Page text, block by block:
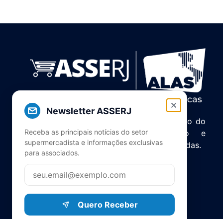
Newsletter ASSERJ
Receba as principais notícias do setor
supermercadista e informações exclusivas
para associados.
Quero Receber
Associação de Supermercados do Estado do
Rio de Janeiro. Unindo, servindo e
representando o setor há mais de 5 décadas.